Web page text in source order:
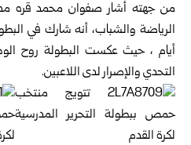
من جهته أشار صفوان محمد قره
أيام ، حيث عكست البطولة روح
التحدي والإصرار لدى اللاعبين.